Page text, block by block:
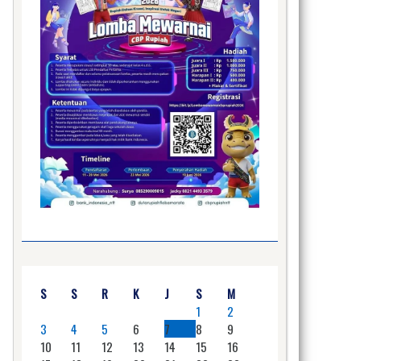
S S R K J S
M
1
2
3
4 5 6 7 8
9
10
11 12 13 14 15
16